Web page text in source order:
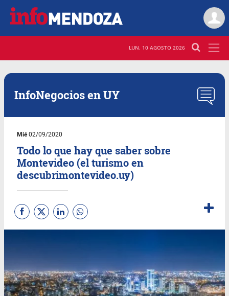
LUN. 10 AGOSTO 2026
InfoNegocios en UY
Mié02/09/2020
Todo lo que hay que saber sobre
Montevideo (el turismo en
descubrimontevideo.uy)